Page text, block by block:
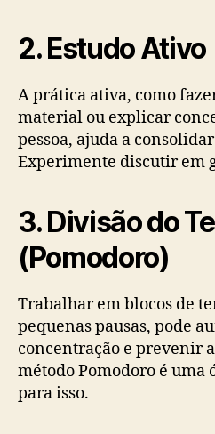
2. Estudo Ativo
A prática ativa, como
material ou explicar
pessoa, ajuda a
Experimente discutir em
3. Divisão do
(Pomodoro)
Trabalhar em blocos de
pequenas pausas, pode
concentração e prevenir
método Pomodoro é
para isso.